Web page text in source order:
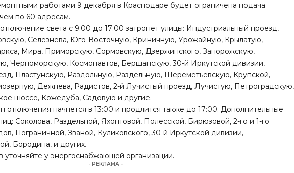
работами 9 декабря в Краснодаре будет ограничена подача
по 60 адресам.
света с 9:00 до 17:00 затронет улицы: Индустриальный проезд,
Селезнева, Юго-Восточную, Криничную, Урожайную, Крылатую,
Мира, Приморскую, Сормовскую, Дзержинского, Запорожскую,
Черноморскую, Космонавтов, Бершанскую, 30-й Иркутской дивизии,
Пластунскую, Раздольную, Раздельную, Шереметьевскую, Крупской,
Дежнева, Радистов, 2-й Лучистый проезд, Лучистую, Петроградскую,
шоссе, Кожедуба, Садовую и другие.
отключения начнется в 13:00 и продлится также до 17:00. Дополнительные
Соколова, Раздельной, Яхонтовой, Полесской, Бирюзовой, 2-го и 1-го
Пограничной, Званой, Куликовского, 30-й Иркутской дивизии,
Бородина, и других.
уточняйте у энергоснабжающей организации.
- РЕКЛАМА -